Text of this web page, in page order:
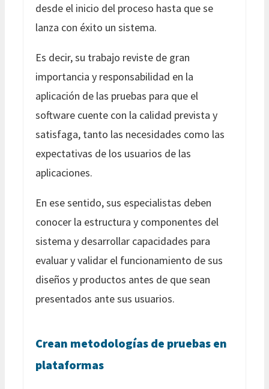
desde el inicio del proceso hasta que se
lanza con éxito un sistema.
Es decir, su trabajo reviste de gran
importancia y responsabilidad en la
aplicación de las pruebas para que el
software cuente con la calidad prevista y
satisfaga, tanto las necesidades como las
expectativas de los usuarios de las
aplicaciones.
En ese sentido, sus especialistas deben
conocer la estructura y componentes del
sistema y desarrollar capacidades para
evaluar y validar el funcionamiento de sus
diseños y productos antes de que sean
presentados ante sus usuarios.
Crean metodologías de pruebas en
plataformas